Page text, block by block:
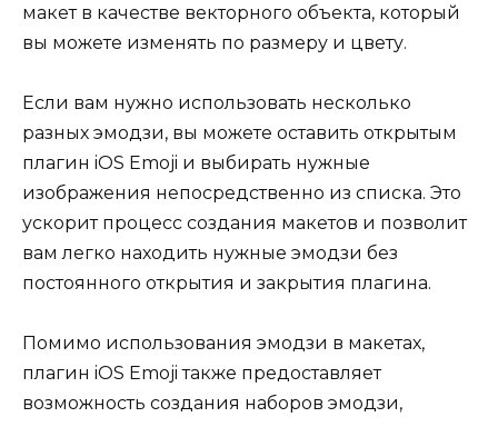
макет в качестве векторного объекта, который
вы можете изменять по размеру и цвету.
Если вам нужно использовать несколько
разных эмодзи, вы можете оставить открытым
плагин iOS Emoji и выбирать нужные
изображения непосредственно из списка. Это
ускорит процесс создания макетов и позволит
вам легко находить нужные эмодзи без
постоянного открытия и закрытия плагина.
Помимо использования эмодзи в макетах,
плагин iOS Emoji также предоставляет
возможность создания наборов эмодзи,